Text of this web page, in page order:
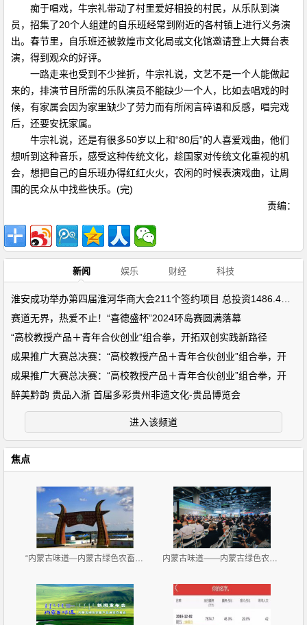
痴于唱戏，牛宗礼带动了村里爱好相投的村民，从乐队到演
员，招集了20个人组建的自乐班经常到附近的各村镇上进行义务演
出。春节里，自乐班还被敦煌市文化局或文化馆邀请登上大舞台表
演，得到观众的好评。
一路走来也受到不少挫折，牛宗礼说，文艺不是一个人能做起
来的，排演节目所需的乐队演员不能缺少一个人，比如去唱戏的时
候，有家属会因为家里缺少了劳力而有所闲言碎语和反感，唱完戏
后，还要安抚家属。
牛宗礼说，还是有很多50岁以上和“80后”的人喜爱戏曲，他们
想听到这种音乐，感受这种传统文化，趁国家对传统文化重视的机
会，想把自己的自乐班办得红红火火，农闲的时候表演戏曲，让周
围的民众从中找些快乐。(完)
责编：
新闻 娱乐 财经 科技
赛道无界，热爱不止！“喜德盛杯”2024环岛赛圆满落幕
“高校教授产品＋青年合伙创业”组合拳，开拓双创实践新路径
成果推广大赛总决赛：“高校教授产品＋青年合伙创业”组合拳，开
成果推广大赛总决赛：“高校教授产品＋青年合伙创业”组合拳，开
醉美黔韵 贵品入浙 首届多彩贵州非遗文化-贵品博览会
进入该频道
焦点
“内蒙古味道—内蒙古绿色农畜产品览交易会”11月2-4 内蒙古味道——内蒙古绿色农畜产品展览交易会 广州开